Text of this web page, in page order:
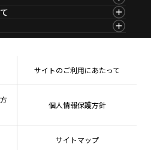
アター
生の有無について
ファンド 購入・換金手数料
TOP
サイトのご利用にあたって
個人情報保護方針
サイトマップ